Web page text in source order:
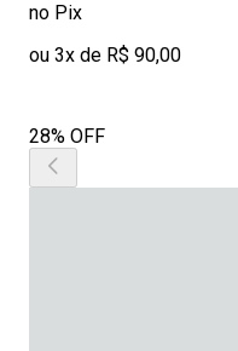
no Pix
ou 3x de R$ 90,00
28% OFF